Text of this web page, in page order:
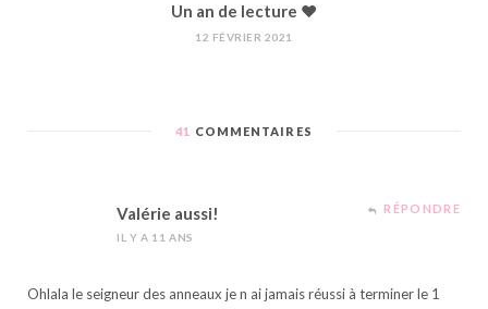
Un an de lecture ♥︎
12 FÉVRIER 2021
41 COMMENTAIRES
Valérie aussi!
IL Y A 11 ANS
RÉPONDRE
Ohlala le seigneur des anneaux je n ai jamais réussi à terminer le 1